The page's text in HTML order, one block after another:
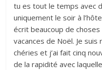
tu es tout le temps avec
uniquement le soir à
écrit beaucoup de
vacances de Noël. Je
chéries et j’ai fait cinq
de la rapidité avec